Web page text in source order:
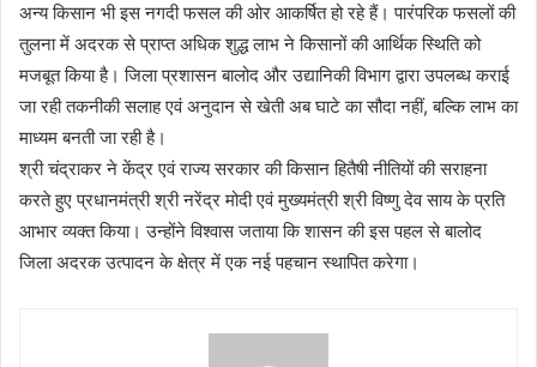
अन्य किसान भी इस नगदी फसल की ओर आकर्षित हो रहे हैं। पारंपरिक फसलों की
तुलना में अदरक से प्राप्त अधिक शुद्ध लाभ ने किसानों की आर्थिक स्थिति को
मजबूत किया है। जिला प्रशासन बालोद और उद्यानिकी विभाग द्वारा उपलब्ध कराई
जा रही तकनीकी सलाह एवं अनुदान से खेती अब घाटे का सौदा नहीं, बल्कि लाभ का
माध्यम बनती जा रही है।
श्री चंद्राकर ने केंद्र एवं राज्य सरकार की किसान हितैषी नीतियों की सराहना
करते हुए प्रधानमंत्री श्री नरेंद्र मोदी एवं मुख्यमंत्री श्री विष्णु देव साय के प्रति
आभार व्यक्त किया। उन्होंने विश्वास जताया कि शासन की इस पहल से बालोद
जिला अदरक उत्पादन के क्षेत्र में एक नई पहचान स्थापित करेगा।